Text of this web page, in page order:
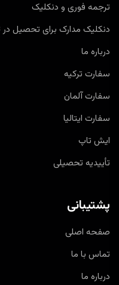
ترجمه فوری و دنکلیک
دنکلیک مدارک برای تحصیل در
درباره ما
سفارت ترکیه
سفارت آلمان
سفارت ایتالیا
ایش تاپ
تأییدیه تحصیلی
پشتیبانی
صفحه اصلی
تماس با ما
درباره ما